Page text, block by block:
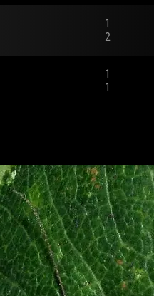
1
2
1
1